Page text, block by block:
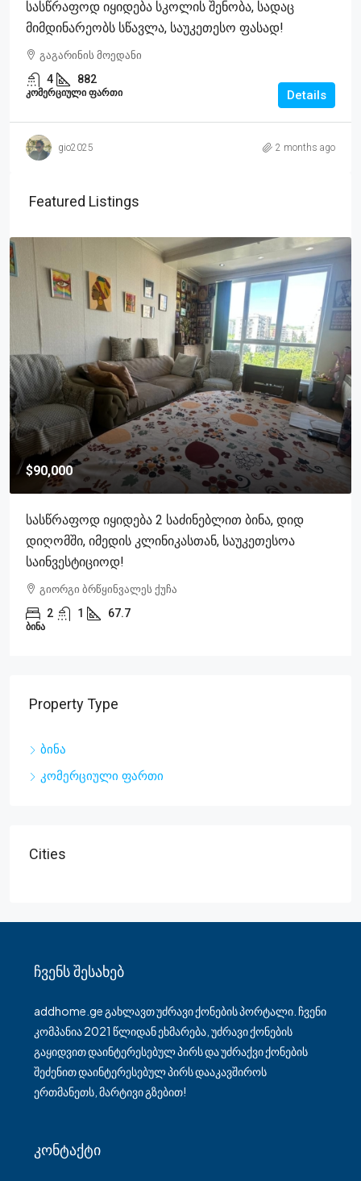
Სასწრაფოდ Იყიდება Სკოლის Შენობა, Სადაც
Მიმდინარეობს Სწავლა, Საუკეთესო Ფასად!
გაგარინის მოედანი
4 882
ᲙᲝᲛᲔᲠᲪᲘᲣᲚᲘ ᲤᲐᲠᲗᲘ Details
gio2025 2 months ago
Featured Listings
$90,000
Სასწრაფოდ Იყიდება 2 Საძინებლით Ბინა, Დიდ
Დიღომში, Იმედის Კლინიკასთან, Საუკეთესოა
Საინვესტიციოდ!
გიორგი ბრწყინვალეს ქუჩა
2 1 67.7
ᲑᲘᲜᲐ
Property Type
ბინა
კომერციული ფართი
Cities
Ჩვენს Შესახებ
addhome.ge გახლავთ უძრავი ქონების პორტალი. ჩვენი
კომპანია 2021 წლიდან ეხმარება, უძრავი ქონების
გაყიდვით დაინტერესებულ პირს და უძრაქვი ქონების
შეძენით დაინტერესებულ პირს დააკავშიროს
ერთმანეთს, მარტივი გზებით!
Კონტაქტი